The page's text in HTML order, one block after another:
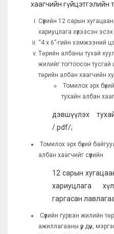
хаагчийн гүйцэтгэлийн
Сүүлийн 12 сарын
хариуцлага хүлээсэн
“4 х 6”-гийн хэмжээний
Төрийн албаны тухай
жилийг тогтоосон
төрийн албан хаагчийн
Томилох эрх
тухайн албан
дэвшүүлэх
/.pdf/;
Томилох эрх бүхий
албан хаагчийг сүүлийн
12 сарын
хариуцлага
гаргасан
Сүүлийн гурван жилийн
ажиллагааны үр дүн,